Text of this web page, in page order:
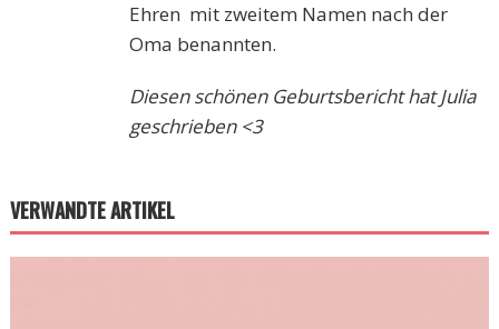
Ehren mit zweitem Namen nach der
Oma benannten.
Diesen schönen Geburtsbericht hat Julia
geschrieben <3
VERWANDTE ARTIKEL